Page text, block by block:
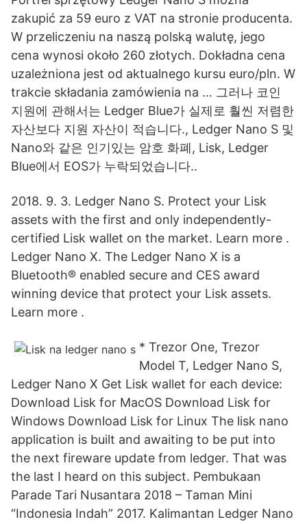
zakupić za 59 euro z VAT na stronie producenta.
W przeliczeniu na naszą polską walutę, jego
cena wynosi około 260 złotych. Dokładna cena
uzależniona jest od aktualnego kursu euro/pln. W
trakcie składania zamówienia na … 그러나 코인
지원에 관해서는 Ledger Blue가 실제로 훨씬 저렴한
자산보다 지원 자산이 적습니다., Ledger Nano S 및
Nano와 같은 인기있는 암호 화폐, Lisk, Ledger
Blue에서 EOS가 누락되었습니다..
2018. 9. 3. Ledger Nano S. Protect your Lisk
assets with the first and only independently-
certified Lisk wallet on the market. Learn more .
Ledger Nano X. The Ledger Nano X is a
Bluetooth® enabled secure and CES award
winning device that protect your Lisk assets.
Learn more .
* Trezor One, Trezor
Model T, Ledger Nano S,
Ledger Nano X Get Lisk wallet for each device:
Download Lisk for MacOS Download Lisk for
Windows Download Lisk for Linux The lisk nano
application is built and awaiting to be put into
the next fireware update from ledger. That was
the last I heard on this subject. Pembukaan
Parade Tari Nusantara 2018 – Taman Mini
“Indonesia Indah” 2017. Kalimantan Ledger Nano